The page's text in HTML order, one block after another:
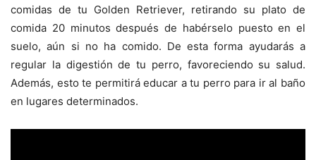
comidas de tu Golden Retriever, retirando su plato de
comida 20 minutos después de habérselo puesto en el
suelo, aún si no ha comido. De esta forma ayudarás a
regular la digestión de tu perro, favoreciendo su salud.
Además, esto te permitirá educar a tu perro para ir al baño
en lugares determinados.